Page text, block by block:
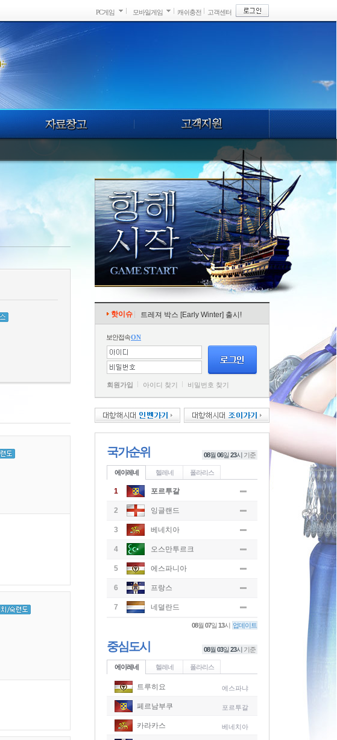
PC게임 모바일게임 캐쉬충전 고객센터
핫이슈 트레져 박스 [Early Winter] 출시!
보안접속ON
회원가입 아이디 찾기 비밀번호 찾기
국가순위 08월 06일 23시 기준
에이레네 헬레네 폴라리스
1 포르투갈
2 잉글랜드
3 베네치아
4 오스만투르크
5 에스파니아
6 프랑스
7 네덜란드
08월07일13시 업데이트
중심도시 08월 03일 23시 기준
에이레네 헬레네 폴라리스
트루히요 에스파냐
페르남부쿠 포르투갈
카라카스 베네치아